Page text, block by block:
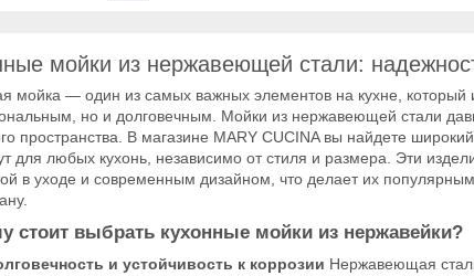
мойки из нержавеющей стали:
мойка — один из самых важных элементов на кухне, который
но и долговечным. Мойки из нержавеющей стали
пространства. В магазине MARY CUCINA вы найдете
для любых кухонь, независимо от стиля и размера. Эти
в уходе и современным дизайном, что делает их
стоит выбрать кухонные мойки из нержавейки?
и устойчивость к коррозии Нержавеющая